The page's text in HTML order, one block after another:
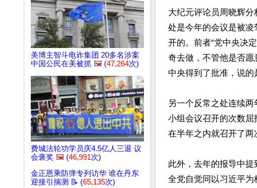
美博主智斗电诈集团 20多名涉案
中国公民在美被抓 🖼️ (47,264次)
费城法轮功学员庆4.5亿人三退 议
会褒奖 🖼️ (46,991次)
金正恩乘防弹专列访华 谁在丹东
迎接引揣测 📝 (65,135次)
大纪元评论员周晓辉
处是今年的会议是被凌
开的。前者“党中央决
奇去做，不管他是否愿
中央得到了批准，说的
另一个反常之处连续
小组会议召开的次数屈
在半年之内就召开了两
此外，去年的报导中提
全党自觉同以习近平为